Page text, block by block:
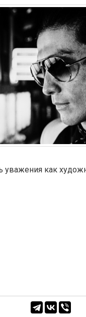
как